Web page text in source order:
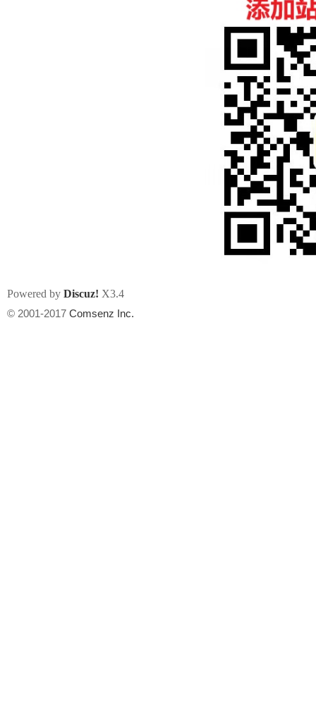
Powered by Discuz! X3.4
© 2001-2017 Comsenz Inc.